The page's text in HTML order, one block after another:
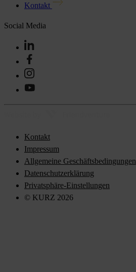
Kontakt
Social Media
Kontakt
Impressum
Allgemeine Geschäftsbedingungen
Datenschutzerklärung
Privatsphäre-Einstellungen
© KURZ 2026